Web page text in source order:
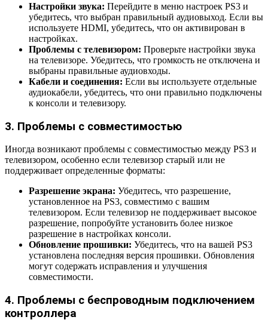
Настройки звука: Перейдите в меню настроек PS3 и
убедитесь, что выбран правильный аудиовыход. Если вы
используете HDMI, убедитесь, что он активирован в
настройках.
Проблемы с телевизором: Проверьте настройки звука
на телевизоре. Убедитесь, что громкость не отключена и
выбраны правильные аудиовходы.
Кабели и соединения: Если вы используете отдельные
аудиокабели, убедитесь, что они правильно подключены
к консоли и телевизору.
3. Проблемы с совместимостью
Иногда возникают проблемы с совместимостью между PS3 и
телевизором, особенно если телевизор старый или не
поддерживает определенные форматы:
Разрешение экрана: Убедитесь, что разрешение,
установленное на PS3, совместимо с вашим
телевизором. Если телевизор не поддерживает высокое
разрешение, попробуйте установить более низкое
разрешение в настройках консоли.
Обновление прошивки: Убедитесь, что на вашей PS3
установлена последняя версия прошивки. Обновления
могут содержать исправления и улучшения
совместимости.
4. Проблемы с беспроводным подключением
контроллера